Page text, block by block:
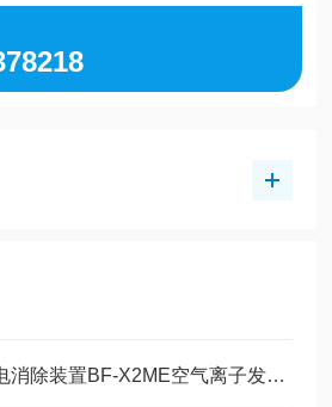
日本SSD送风型静电消除装置BF-X2ME空气离子发生器